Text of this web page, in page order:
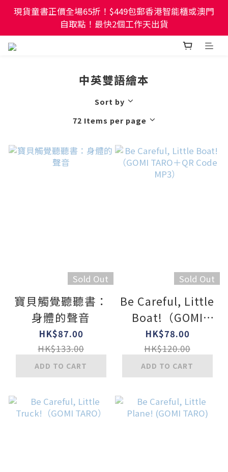
現貨童書正價全場65折！$449包郵香港智能櫃或澳門
自取點！最快2個工作天出貨
現貨童書正價全場65折！$449包郵香港智能櫃或澳門
自取點！最快2個工作天出貨
幼稚園及小學試卷/練習📚任選3件85折🌟5件75折
現貨童書正價全場65折！$449包郵香港智能櫃或澳門
中英雙語繪本
Sort by
72 Items per page
Sold Out
寶貝觸覺聽聽書：
身體的聲音
HK$87.00
HK$133.00
ADD TO CART
Sold Out
Be Careful, Little
Boat!（GOMI
TARO＋QR Code
MP3）
HK$78.00
HK$120.00
ADD TO CART